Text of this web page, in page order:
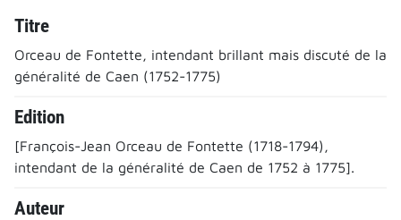
Titre
Orceau de Fontette, intendant brillant mais discuté de la
généralité de Caen (1752-1775)
Edition
[François-Jean Orceau de Fontette (1718-1794),
intendant de la généralité de Caen de 1752 à 1775].
Auteur